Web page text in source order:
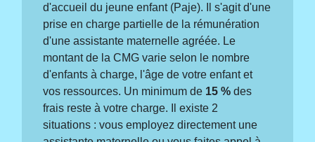
d'accueil du jeune enfant (Paje). Il s'agit d'une
prise en charge partielle de la rémunération
d'une assistante maternelle agréée. Le
montant de la CMG varie selon le nombre
d'enfants à charge, l'âge de votre enfant et
vos ressources. Un minimum de 15 % des
frais reste à votre charge. Il existe 2
situations : vous employez directement une